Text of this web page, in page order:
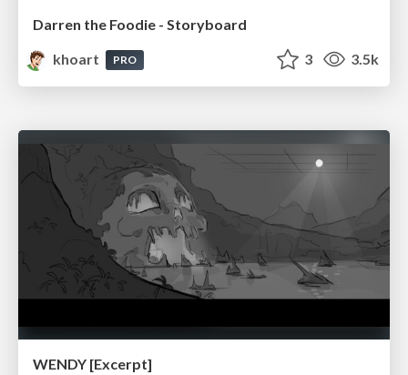
Darren the Foodie - Storyboard
khoart
PRO 3 3.5k
WENDY [Excerpt]